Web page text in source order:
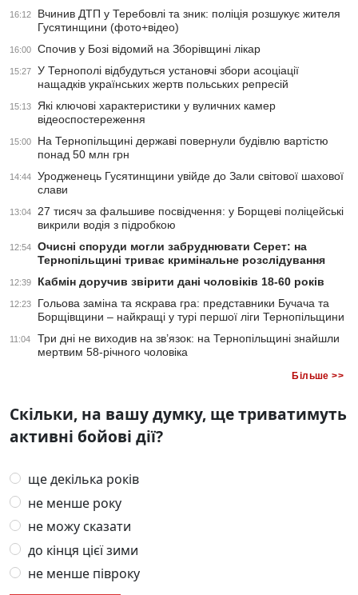
16:12
Вчинив ДТП у Теребовлі та зник: поліція розшукує жителя
Гусятинщини (фото+відео)
16:00 Спочив у Бозі відомий на Зборівщині лікар
15:27
У Тернополі відбудуться установчі збори асоціації
нащадків українських жертв польських репресій
15:13
Які ключові характеристики у вуличних камер
відеоспостереження
15:00
На Тернопільщині державі повернули будівлю вартістю
понад 50 млн грн
14:44
Уродженець Гусятинщини увійде до Зали світової шахової
слави
13:04
27 тисяч за фальшиве посвідчення: у Борщеві поліцейські
викрили водія з підробкою
12:54
Очисні споруди могли забруднювати Серет: на
Тернопільщині триває кримінальне розслідування
12:39 Кабмін доручив звірити дані чоловіків 18-60 років
12:23
Гольова заміна та яскрава гра: представники Бучача та
Борщівщини – найкращі у турі першої ліги Тернопільщини
11:04
Три дні не виходив на зв’язок: на Тернопільщині знайшли
мертвим 58-річного чоловіка
Більше >>
Скільки, на вашу думку, ще триватимуть
активні бойові дії?
ще декілька років
не менше року
не можу сказати
до кінця цієї зими
не менше півроку